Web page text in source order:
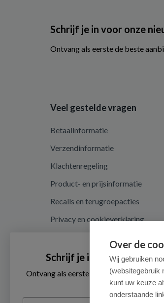
Schrijf je in voor onze
Ontvang als eerste de beste
Veel gestelde vragen
Betaalinformatie
Verzendinformatie
Klachtenregeling
Product- en prijsinformatie
Recalls en terugroepacties
Privacy en cookieverklaring
Algemene voorwaarden
Herroepingsrecht en retouren
Over de
Wij gebruiken
(websitegebruik
kunt uw keuze
onderstaande
Schrijf je in voor onze
Ontvang als eerste de beste
advies
Email